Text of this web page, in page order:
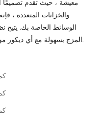
معيشة ، حيث تقدم تصميمًا
والخزانات المتعددة ،
الوسائط الخاصة بك. يتيح
المزج بسهولة مع أي ديكور موجود ، مما يجعله خيارًا عمليًا وأنيقًا لمنزلك.